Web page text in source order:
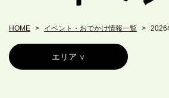
HOME イベント・おでかけ情報一覧 2026
エリア